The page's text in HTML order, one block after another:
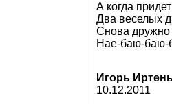
А когда
Два веселых
Снова дружно
Наe-баю-баю-
Игорь
10.12.2011